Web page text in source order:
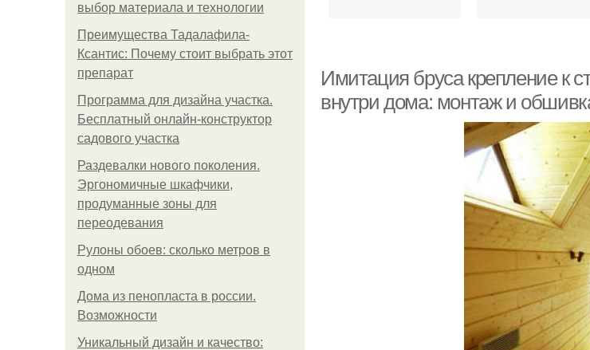
выбор материала и технологии
Преимущества Тадалафила-
Ксантис: Почему стоит выбрать этот
препарат
Программа для дизайна участка.
Бесплатный онлайн-конструктор
садового участка
Раздевалки нового поколения.
Эргономичные шкафчики,
продуманные зоны для
переодевания
Рулоны обоев: сколько метров в
одном
Дома из пенопласта в россии.
Возможности
Уникальный дизайн и качество:
Имитация бруса крепление к
внутри дома: монтаж и